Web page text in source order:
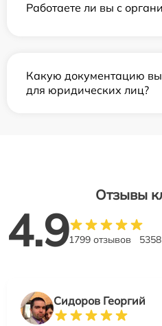
Работаете ли вы с
Какую документацию вы
для юридических лиц?
Отзывы
4.91799 отзывов
Сидоров Георгий